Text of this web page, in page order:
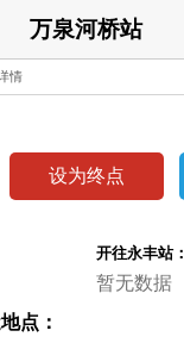
万泉河桥站
情
设为终点
开往永丰站：
暂无数据
点：